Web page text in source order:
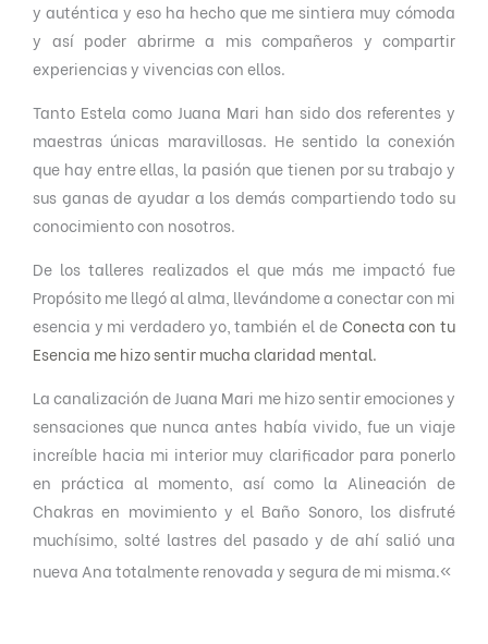
d
o
c
y auténtica y eso ha hecho que me sintiera muy cómoda
y así poder abrirme a mis compañeros y compartir
experiencias y vivencias con ellos.
Tanto Estela como Juana Mari han sido dos referentes y
maestras únicas maravillosas. He sentido la conexión
que hay entre ellas, la pasión que tienen por su trabajo y
sus ganas de ayudar a los demás compartiendo todo su
conocimiento con nosotros.
De los talleres realizados el que más me impactó fue
Propósito me llegó al alma, llevándome a conectar con mi
esencia y mi verdadero yo, también el deConecta con tu
Esencia me hizo sentir mucha claridad mental.
La canalización de Juana Mari me hizo sentir emociones y
sensaciones que nunca antes había vivido, fue un viaje
increíble hacia mi interior muy clarificador para ponerlo
en práctica al momento, así como la Alineación de
Chakras en movimiento y el Baño Sonoro, los disfruté
muchísimo, solté lastres del pasado y de ahí salió una
nueva Ana totalmente renovada y segura de mi misma.«